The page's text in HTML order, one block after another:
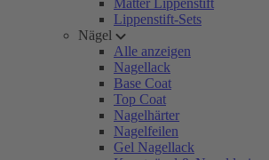
Matter Lippenstift
Lippenstift-Sets
Nägel
Alle anzeigen
Nagellack
Base Coat
Top Coat
Nagelhärter
Nagelfeilen
Gel Nagellack